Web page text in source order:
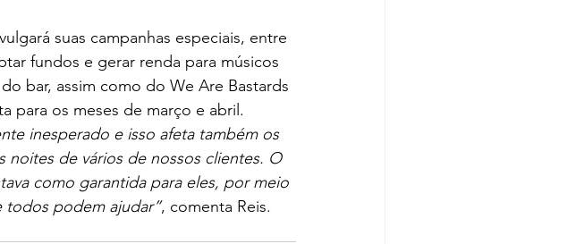
suas campanhas especiais, entre
fundos e gerar renda para músicos
bar, assim como do We Are Bastards
para os meses de março e abril.
inesperado e isso afeta também os
noites de vários de nossos clientes. O
como garantida para eles, por meio
todos podem ajudar”, comenta Reis.